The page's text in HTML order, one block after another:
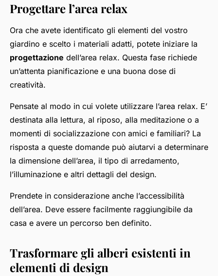
Progettare l’area relax
Ora che avete identificato gli elementi del vostro
giardino e scelto i materiali adatti, potete iniziare la
progettazione dell’area relax. Questa fase richiede
un’attenta pianificazione e una buona dose di
creatività.
Pensate al modo in cui volete utilizzare l’area relax. E’
destinata alla lettura, al riposo, alla meditazione o a
momenti di socializzazione con amici e familiari? La
risposta a queste domande può aiutarvi a determinare
la dimensione dell’area, il tipo di arredamento,
l’illuminazione e altri dettagli del design.
Prendete in considerazione anche l’accessibilità
dell’area. Deve essere facilmente raggiungibile da
casa e avere un percorso ben definito.
Trasformare gli alberi esistenti in
elementi di design